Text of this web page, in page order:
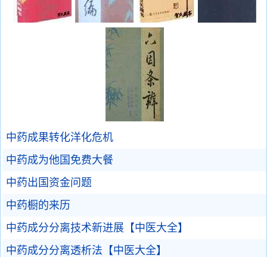
中药成果转化洋化危机
中药成为他国免费大餐
中药出国资金问题
中药橱的来历
中药成分分离技术新进展【中医大全】
中药成分分离透析法【中医大全】